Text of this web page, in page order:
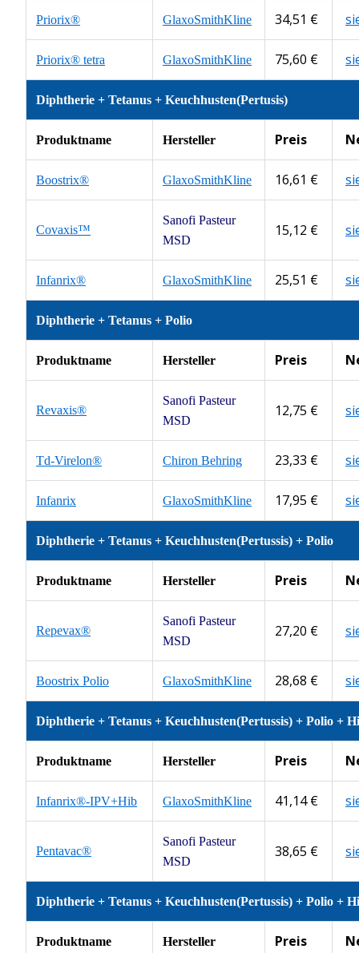
Priorix® GlaxoSmithKline 34,51 €
Priorix® tetra GlaxoSmithKline 75,60 €
Diphtherie + Tetanus + Keuchhusten(Pertusis)
Produktname Hersteller Preis
Boostrix® GlaxoSmithKline 16,61 €
Covaxis™
Sanofi Pasteur
MSD
15,12 €
Infanrix® GlaxoSmithKline 25,51 €
Diphtherie + Tetanus + Polio
Produktname Hersteller Preis
Revaxis®
Sanofi Pasteur
MSD
12,75 €
Td-Virelon® Chiron Behring 23,33 €
Infanrix GlaxoSmithKline 17,95 €
Diphtherie + Tetanus + Keuchhusten(Pertussis) + Polio
Produktname Hersteller Preis
Repevax®
Sanofi Pasteur
MSD
27,20 €
Boostrix Polio GlaxoSmithKline 28,68 €
Diphtherie + Tetanus + Keuchhusten(Pertussis) + Polio +
Produktname Hersteller Preis
Infanrix®-IPV+Hib GlaxoSmithKline 41,14 €
Pentavac®
Sanofi Pasteur
MSD
38,65 €
Diphtherie + Tetanus + Keuchhusten(Pertussis) + Polio +
Produktname Hersteller Preis